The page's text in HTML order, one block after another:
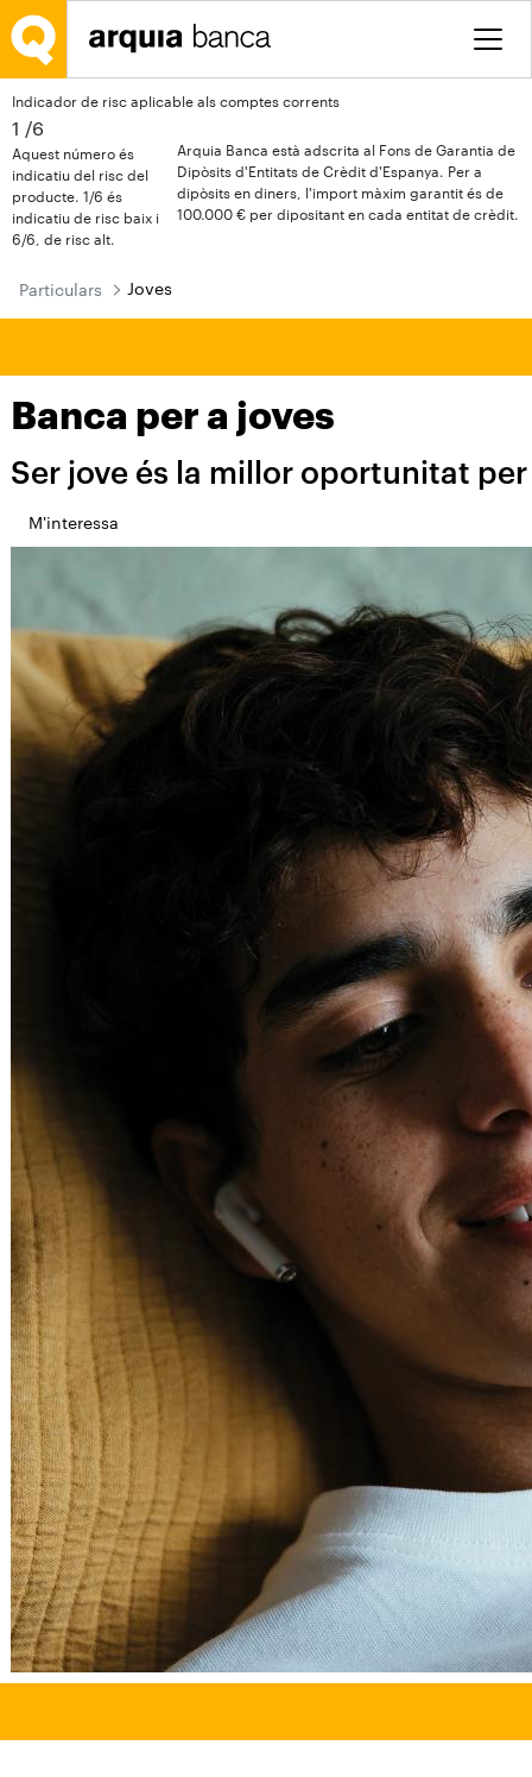
Salta al contingut principal
Indicador de risc aplicable als comptes corrents
1 /6
Aquest número és
indicatiu del risc del
producte. 1/6 és
indicatiu de risc baix i
6/6, de risc alt.
Arquia Banca està adscrita al Fons de Garantia de
Dipòsits d'Entitats de Crèdit d'Espanya. Per a
dipòsits en diners, l'import màxim garantit és de
100.000 € per dipositant en cada entitat de crèdit.
Particulars Joves
Banca per a joves
Ser jove és la millor oportunitat
M'interessa